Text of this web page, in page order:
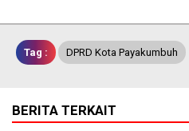
Tag : DPRD Kota Payakumbuh
BERITA TERKAIT